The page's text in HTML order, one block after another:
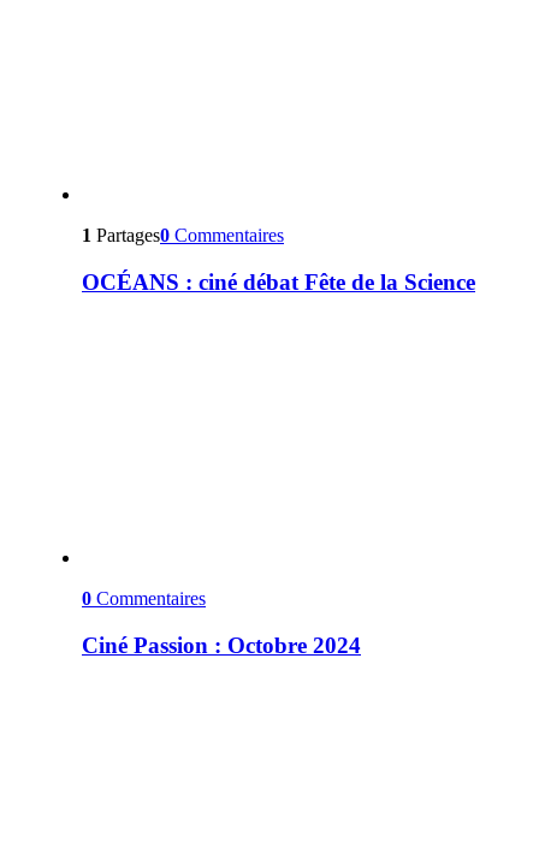
1 Partages0 Commentaires
OCÉANS : ciné débat Fête de la Science
0 Commentaires
Ciné Passion : Octobre 2024